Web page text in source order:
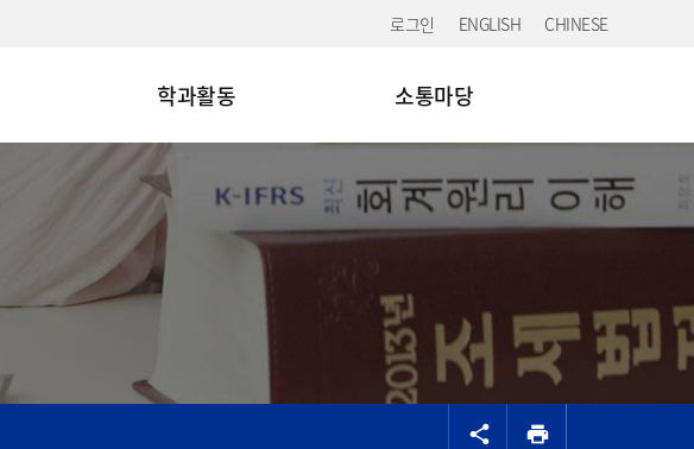
로그인 ENGLISH CHINESE
학과활동 소통마당
공유
share print